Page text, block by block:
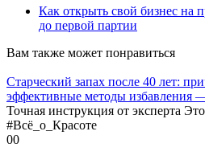
Как открыть свой бизнес на
до первой партии
Вам также может понравиться
Старческий запах после 40 лет:
эффективные методы избавления
Точная инструкция от эксперта
#Всё_о_Красоте
00